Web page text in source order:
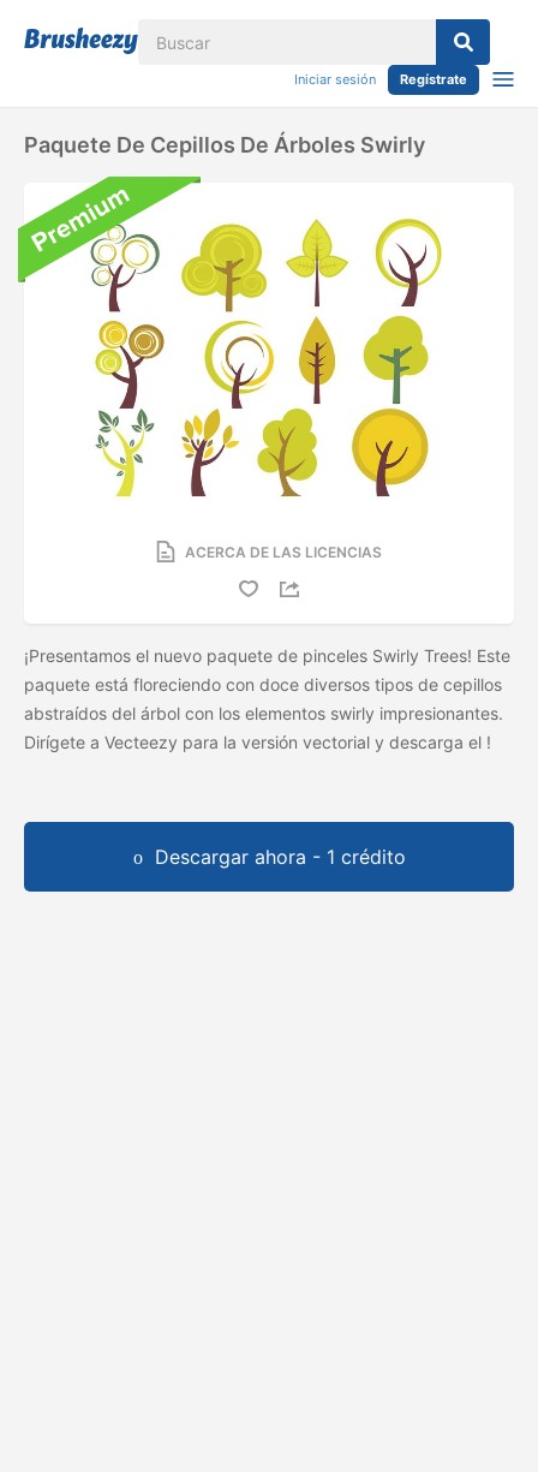
Iniciar sesión Regístrate
Paquete De Cepillos De Árboles Swirly
ACERCA DE LAS LICENCIAS
¡Presentamos el nuevo paquete de pinceles Swirly Trees! Este
paquete está floreciendo con doce diversos tipos de cepillos
abstraídos del árbol con los elementos swirly impresionantes.
Dirígete a Vecteezy para la versión vectorial y descarga el !
Descargar ahora - 1 crédito